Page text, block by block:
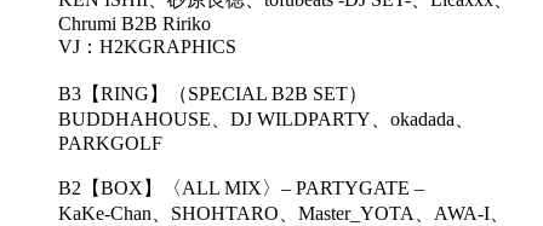
Chrumi B2B Ririko
VJ：H2KGRAPHICS
B3【RING】（SPECIAL B2B SET）
BUDDHAHOUSE、DJ WILDPARTY、okadada、
PARKGOLF
B2【BOX】〈ALL MIX〉– PARTYGATE –
KaKe-Chan、SHOHTARO、Master_YOTA、AWA-I、